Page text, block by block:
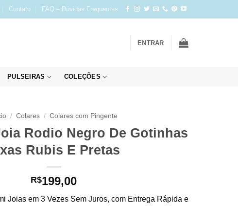
Contato FAQ – Dúvidas Frequentes
ENTRAR
PULSEIRAS COLEÇÕES
/ Colares / Colares com Pingente
Rodio Negro De Gotinhas
Rubis E Pretas
R$199,00
Joias em 3 Vezes Sem Juros, com Entrega Rápida e